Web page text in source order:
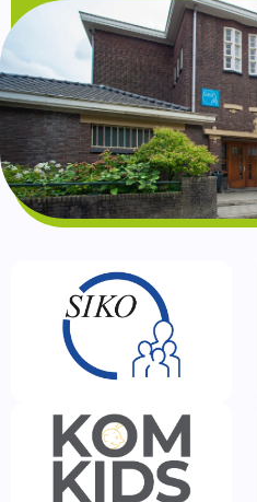
Schoolgids
Gezonde school
Kinderopvang
BSO
Routebeschrijving
Privacy